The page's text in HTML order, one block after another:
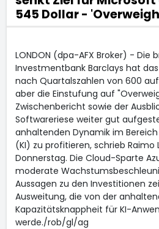
545 Dollar -
LONDON (dpa-AFX Broker) - Die
Investmentbank Barclays hat
nach Quartalszahlen von 600
aber die Einstufung auf
Zwischenbericht sowie der
Softwareriese weiter gut
anhaltenden Dynamik im
(KI) zu profitieren, schrieb Raimo
Donnerstag. Die Cloud-Sparte
moderate
Aussagen zu den Investitionen
Ausweitung, die von der
Kapazitätsknappheit für KI-
werde./rob/gl/ag